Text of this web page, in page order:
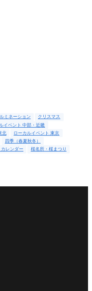
ミネーション
クリスマス
イベント 中部・近畿
北
ローカルイベント 東京
四季（春夏秋冬）
カレンダー
桜名所・桜まつり